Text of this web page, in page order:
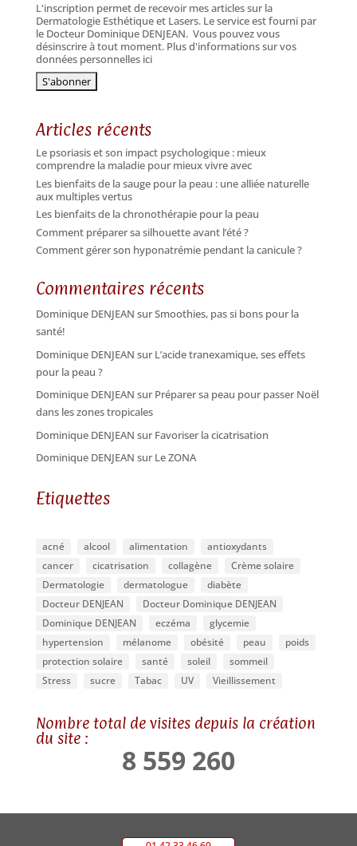
L'inscription permet de recevoir mes articles sur la
Dermatologie Esthétique et Lasers. Le service est fourni par
le Docteur Dominique DENJEAN. Vous pouvez vous
désinscrire à tout moment. Plus d'informations sur vos
données personnelles ici
Articles récents
Le psoriasis et son impact psychologique : mieux
comprendre la maladie pour mieux vivre avec
Les bienfaits de la sauge pour la peau : une alliée naturelle
aux multiples vertus
Les bienfaits de la chronothérapie pour la peau
Comment préparer sa silhouette avant l’été ?
Comment gérer son hyponatrémie pendant la canicule ?
Commentaires récents
Dominique DENJEAN surSmoothies, pas si bons pour la
santé!
Dominique DENJEAN surL’acide tranexamique, ses effets
pour la peau ?
Dominique DENJEAN surPréparer sa peau pour passer Noël
dans les zones tropicales
Dominique DENJEAN surFavoriser la cicatrisation
Dominique DENJEAN surLe ZONA
Etiquettes
acné alcool alimentation
antioxydants
cancer
cicatrisation collagène
Crème solaire
Dermatologie
dermatologue
diabète
Docteur DENJEAN
Docteur Dominique DENJEAN
Dominique DENJEAN
eczéma
glycemie
hypertension
mélanome obésité peau
poids
protection solaire
santé soleil
sommeil
Stress
sucre Tabac UV Vieillissement
Nombre total de visites depuis la création
du site :
8 559 260